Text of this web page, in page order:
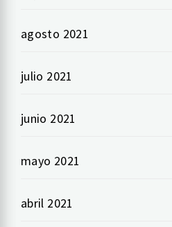
agosto 2021
julio 2021
junio 2021
mayo 2021
abril 2021